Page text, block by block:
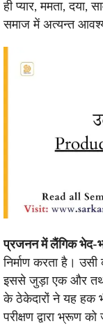
ही प्यार, ममता, दया,
समाज में अत्यन्त
प्रजनन में लैंगिक भेद-
निर्माण करता है।
इससे जुड़ा एक और तथ्य
के ठेकेदारों ने यह हक
परीक्षण द्वारा भ्रूण